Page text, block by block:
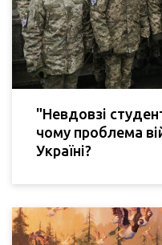
"Невдовзі
чому проблема
Україні?